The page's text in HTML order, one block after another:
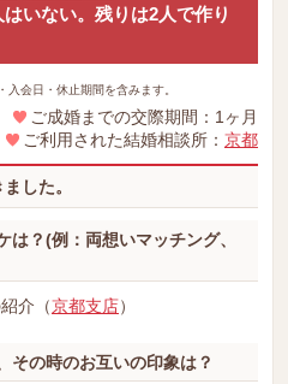
いない。残りは2人で作り
会日・休止期間を含みます。
ご成婚までの交際期間：1ヶ月
ご利用された結婚相談所： 京都
した。
は？(例：両想いマッチング、
介（京都支店）
その時のお互いの印象は？